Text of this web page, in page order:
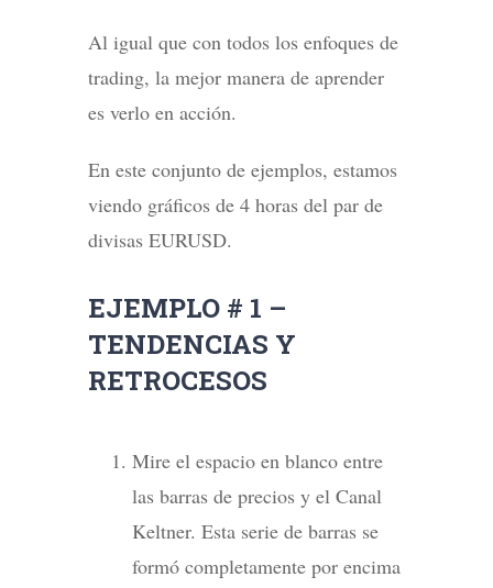
Al igual que con todos los enfoques de
trading, la mejor manera de aprender
es verlo en acción.
En este conjunto de ejemplos, estamos
viendo gráficos de 4 horas del par de
divisas EURUSD.
EJEMPLO # 1 –
TENDENCIAS Y
RETROCESOS
Mire el espacio en blanco entre
las barras de precios y el Canal
Keltner. Esta serie de barras se
formó completamente por encima